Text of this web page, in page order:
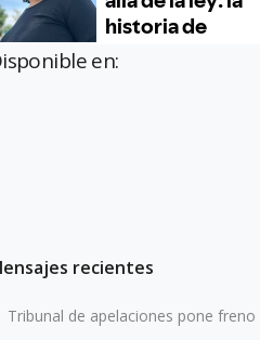
en:
recientes
Tribunal de apelaciones pone freno